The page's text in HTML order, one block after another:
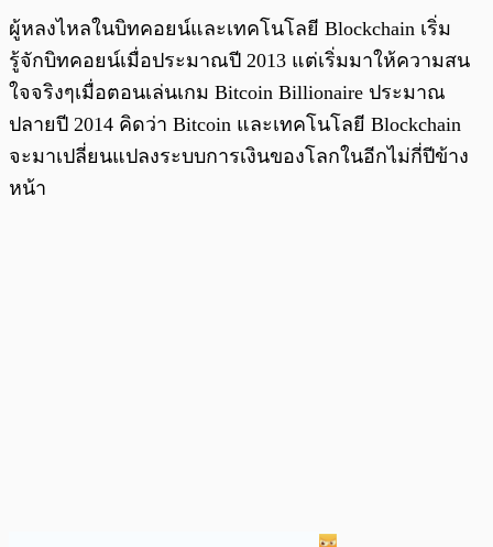
ผู้หลงไหลในบิทคอยน์และเทคโนโลยี Blockchain เริ่ม
รู้จักบิทคอยน์เมื่อประมาณปี 2013 แต่เริ่มมาให้ความสน
ใจจริงๆเมื่อตอนเล่นเกม Bitcoin Billionaire ประมาณ
ปลายปี 2014 คิดว่า Bitcoin และเทคโนโลยี Blockchain
จะมาเปลี่ยนแปลงระบบการเงินของโลกในอีกไม่กี่ปีข้าง
หน้า